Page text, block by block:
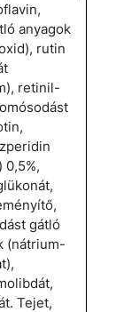
anyagok
rutin
retinil-
gátló
(nátrium-
Tejet,